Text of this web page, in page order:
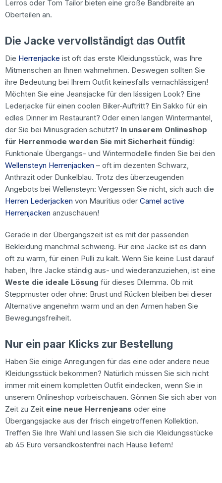
Lerros oder Tom Tailor bieten eine große Bandbreite an
Oberteilen an.
Die Jacke vervollständigt das Outfit
Die Herrenjacke ist oft das erste Kleidungsstück, was Ihre
Mitmenschen an Ihnen wahrnehmen. Deswegen sollten Sie
ihre Bedeutung bei Ihrem Outfit keinesfalls vernachlässigen!
Möchten Sie eine Jeansjacke für den lässigen Look? Eine
Lederjacke für einen coolen Biker-Auftritt? Ein Sakko für ein
edles Dinner im Restaurant? Oder einen langen Wintermantel,
der Sie bei Minusgraden schützt? In unserem Onlineshop
für Herrenmode werden Sie mit Sicherheit fündig!
Funktionale Übergangs- und Wintermodelle finden Sie bei den
Wellensteyn Herrenjacken – oft im dezenten Schwarz,
Anthrazit oder Dunkelblau. Trotz des überzeugenden
Angebots bei Wellensteyn: Vergessen Sie nicht, sich auch die
Herren Lederjacken von Mauritius oder Camel active
Herrenjacken anzuschauen!
Gerade in der Übergangszeit ist es mit der passenden
Bekleidung manchmal schwierig. Für eine Jacke ist es dann
oft zu warm, für einen Pulli zu kalt. Wenn Sie keine Lust darauf
haben, Ihre Jacke ständig aus- und wiederanzuziehen, ist eine
Weste die ideale Lösung für dieses Dilemma. Ob mit
Steppmuster oder ohne: Brust und Rücken bleiben bei dieser
Alternative angenehm warm und an den Armen haben Sie
Bewegungsfreiheit.
Nur ein paar Klicks zur Bestellung
Haben Sie einige Anregungen für das eine oder andere neue
Kleidungsstück bekommen? Natürlich müssen Sie sich nicht
immer mit einem kompletten Outfit eindecken, wenn Sie in
unserem Onlineshop vorbeischauen. Gönnen Sie sich aber von
Zeit zu Zeit eine neue Herrenjeans oder eine
Übergangsjacke aus der frisch eingetroffenen Kollektion.
Treffen Sie Ihre Wahl und lassen Sie sich die Kleidungsstücke
ab 45 Euro versandkostenfrei nach Hause liefern!